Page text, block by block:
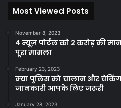
Most Viewed Posts
November 8, 2023
4 न्यूज़ पोर्टल को 2 करोड़ की
पूरा मामला
February 23, 2023
क्या पुलिस को चालान और
जानकारी आपके लिए जरूरी
January 28, 2023